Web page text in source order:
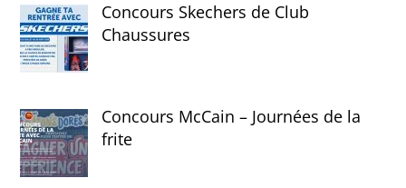
Concours Skechers de Club
Chaussures
Concours McCain – Journées de la
frite